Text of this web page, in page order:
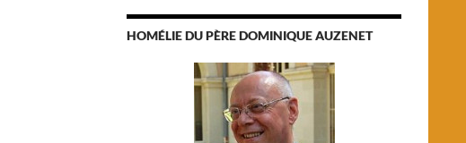
HOMÉLIE DU PÈRE DOMINIQUE AUZENET